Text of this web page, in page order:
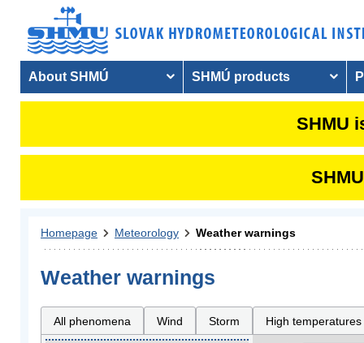
About SHMÚ SHMÚ products
SHMU
Homepage Meteorology Weather warnings
Weather warnings
All phenomena Wind Storm High temperatures